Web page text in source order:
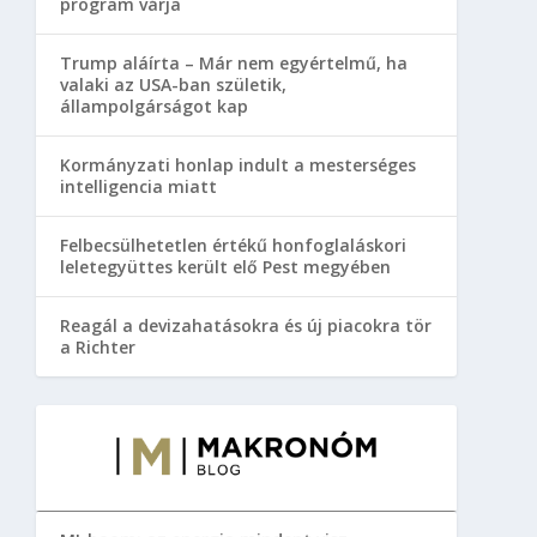
Trump aláírta – Már nem egyértelmű, ha
valaki az USA-ban születik,
állampolgárságot kap
Kormányzati honlap indult a mesterséges
intelligencia miatt
Felbecsülhetetlen értékű honfoglaláskori
leletegyüttes került elő Pest megyében
Reagál a devizahatásokra és új piacokra tör
a Richter